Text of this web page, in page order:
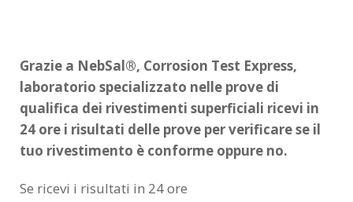
Grazie a NebSal®, Corrosion Test Express,
laboratorio specializzato nelle prove di
qualifica dei rivestimenti superficiali ricevi in
24 ore i risultati delle prove per verificare se il
tuo rivestimento è conforme oppure no.
Se ricevi i risultati in 24 ore